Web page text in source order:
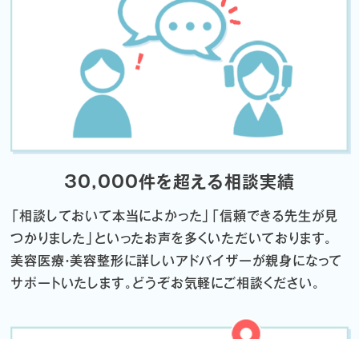
30,000件を超える相談実績
「相談しておいて本当によかった」「信頼できる先生が見
つかりました」 といったお声を多くいただいております。
美容医療・美容整形に詳しいアドバイザーが親身になって
サポートいたします。 どうぞお気軽にご相談ください。